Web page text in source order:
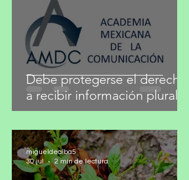
Debe protegerse el derecho
a recibir información plural
migueldealba5
30 jul
2 min de lectura